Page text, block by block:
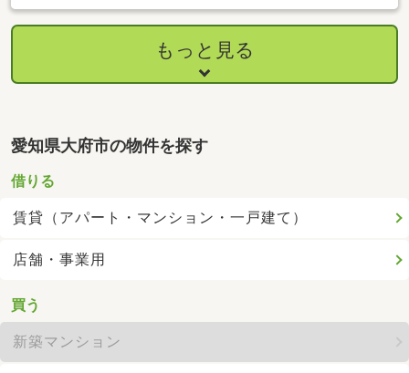
もっと見る
愛知県大府市の物件を探す
借りる
賃貸（アパート・マンション・一戸建て）
店舗・事業用
買う
新築マンション